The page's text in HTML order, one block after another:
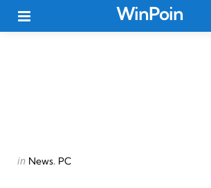
WinPoin
Categories
Posted
in News PC